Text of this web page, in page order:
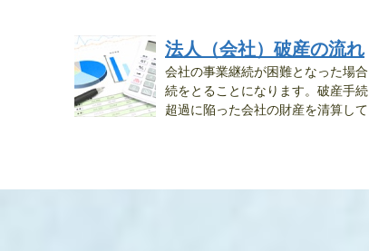
法人（会社）破産の流れ
会社の事業継続が困難となった場
続をとることになります。破産手
超過に陥った会社の財産を清算し